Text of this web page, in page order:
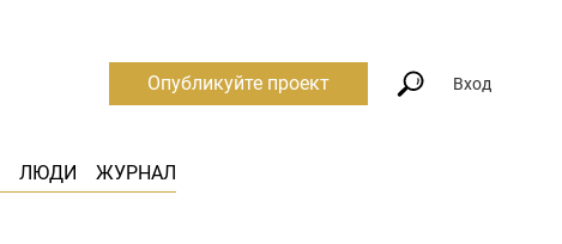
ЛЮДИ ЖУРНАЛ
Опубликуйте проект Вход